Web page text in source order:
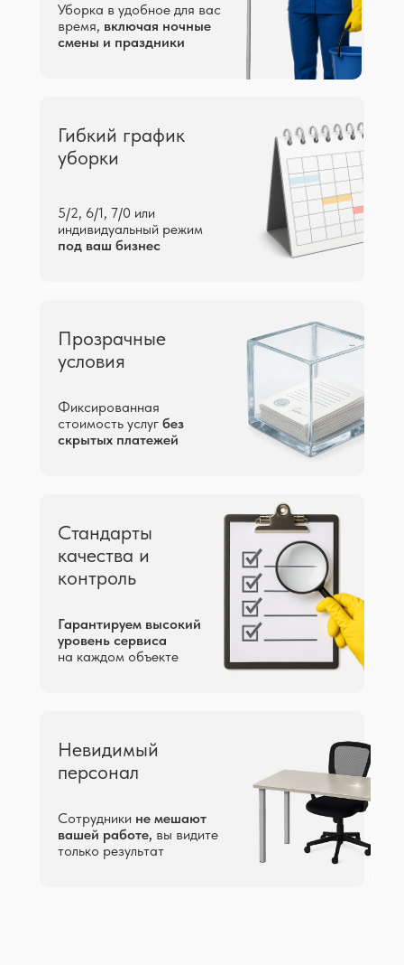
Уборка в удобное для вас
время, включая ночные
смены и праздники
Сотрудники не мешают
вашей работе, вы видите
только результат
Невидимый
персонал
5/2, 6/1, 7/0 или
индивидуальный режим
под ваш бизнес
Гибкий график
уборки
Фиксированная
стоимость услуг без
скрытых платежей
Прозрачные
условия
Гарантируем высокий
уровень сервиса
на каждом объекте
Стандарты
качества и
контроль